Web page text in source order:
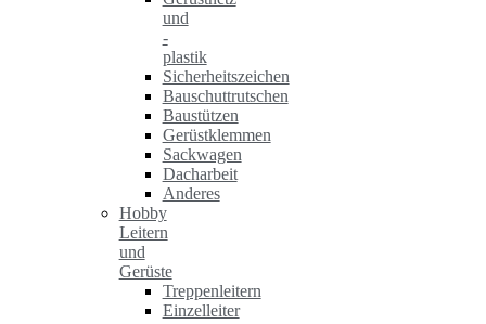
und
-
plastik
Sicherheitszeichen
Bauschuttrutschen
Baustützen
Gerüstklemmen
Sackwagen
Dacharbeit
Anderes
Hobby
Leitern
und
Gerüste
Treppenleitern
Einzelleiter